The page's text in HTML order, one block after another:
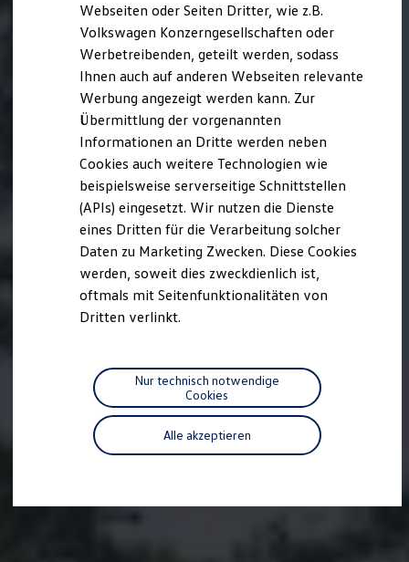
Volkswagen Kollektion
R-Kollektion
GTI Kollektion
Fußball Drop
we drive football
#wedriveproud
Besitzer und Service
myVolkswagen
Software Updates
Service und Ersatzteile
Inspektion und HU/AU
Reparaturen und Checks
Motorenöl und Flüssigkeiten
Räder und Reifen
Pannen- und Unfallhilfe
Economy Service
Volkswagen Teile
Zubehör
Modellspezifisches Zubehör
Individualisieren
Wallbox und Ladekabel
Digitale Extras
Dienste für Ihr Modell finden
Volkswagen Apps, Login und Shop
Handy und Fahrzeug verbinden
Vorgängermodelle
Kundeninformationen
Webseiten oder Seiten Dritter, wie z.B.
Volkswagen Konzerngesellschaften oder
Werbetreibenden, geteilt werden, sodass
Ihnen auch auf anderen Webseiten relevante
Werbung angezeigt werden kann. Zur
Übermittlung der vorgenannten
Informationen an Dritte werden neben
Cookies auch weitere Technologien wie
beispielsweise serverseitige Schnittstellen
(APIs) eingesetzt. Wir nutzen die Dienste
eines Dritten für die Verarbeitung solcher
Daten zu Marketing Zwecken. Diese Cookies
werden, soweit dies zweckdienlich ist,
oftmals mit Seitenfunktionalitäten von
Dritten verlinkt.
Alle akzeptieren
Nur technisch notwendige
Cookies